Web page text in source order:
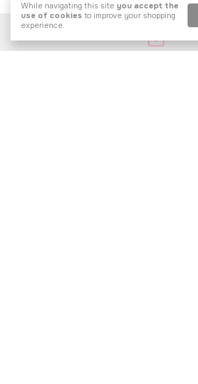
While navigating this site you accept the
use of cookies to improve your shopping
experience.